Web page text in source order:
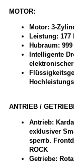
MOTOR:
Motor: 3-
Leistung: 177
Hubraum: 999
Intelligente
ANTRIEB /
Antrieb:
exklusiver
sperrb.
ROCK
Getriebe: